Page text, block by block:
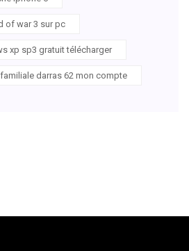
of war 3 sur pc
xp sp3 gratuit télécharger
darras 62 mon compte